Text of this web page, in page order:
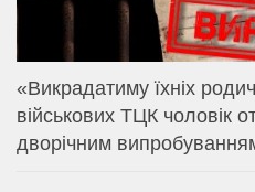
«Викрадатиму їхніх
військових ТЦК чоловік
дворічним